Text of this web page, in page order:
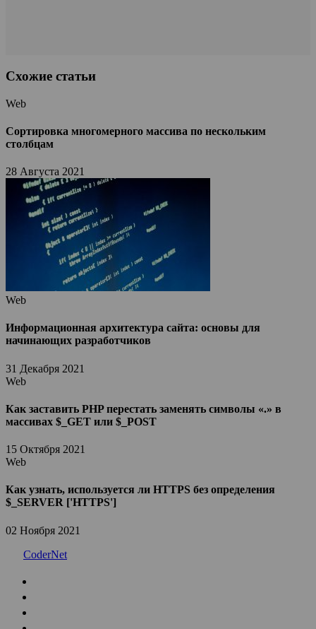
Схожие статьи
Web
Сортировка многомерного массива по нескольким
столбцам
28 Августа 2021
Web
Информационная архитектура сайта: основы для
начинающих разработчиков
31 Декабря 2021
Web
Как заставить PHP перестать заменять символы «.» в
массивах $_GET или $_POST
15 Октября 2021
Web
Как узнать, используется ли HTTPS без определения
$_SERVER ['HTTPS']
02 Ноября 2021
CoderNet